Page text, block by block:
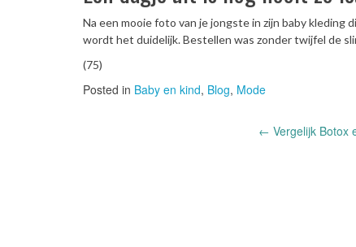
Na een mooie foto van je jongste in zijn baby kleding
wordt het duidelijk. Bestellen was zonder twijfel de
(75)
Posted in Baby en kind, Blog, Mode
← Vergelijk Botox